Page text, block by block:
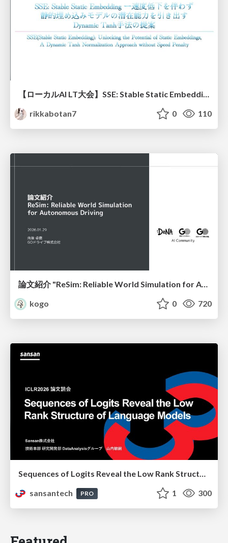
【ローカルAI LT大会】SSE: Stable Static Embedding ー速度低下を伴わず 静的埋め込みモデルの潜在能力を引き出す Dynamic Tanh手法の提案
rikkabotan7
0 110
kogo
0 720
Sequences of Logits Reveal the Low Rank Structure of Language Models
sansantech
PRO 1 300